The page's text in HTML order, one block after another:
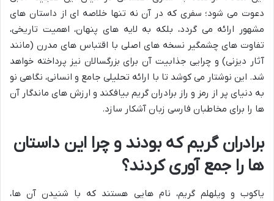
دعوت می شود؛ سفری که در آن نه تنها خلاصه ای از داستان های
مشهور ارائه می گردد، بلکه به لایه های پنهان، اهمیت تاریخی،
تفاوت های چشمگیر نسخه های اصلی با اقتباس های مدرن (مانند
آثار دیزنی) و چرایی جذابیت آن برای بزرگسالان نیز پرداخته خواهد
شد. این نوشتار می کوشد تا با ارائه تحلیلی جامع و انسانی، نگاهی نو
به دنیای پر از رمز و راز برادران گریم بیافکند و ارزش های ماندگار آن
ها را برای مخاطبان فارسی زبان آشکار سازد.
برادران گریم که بودند و چرا این داستان
ها را جمع آوری کردند؟
یاکوب و ویلهلم گریم، نام هایی هستند که با شنیدن آن ها،